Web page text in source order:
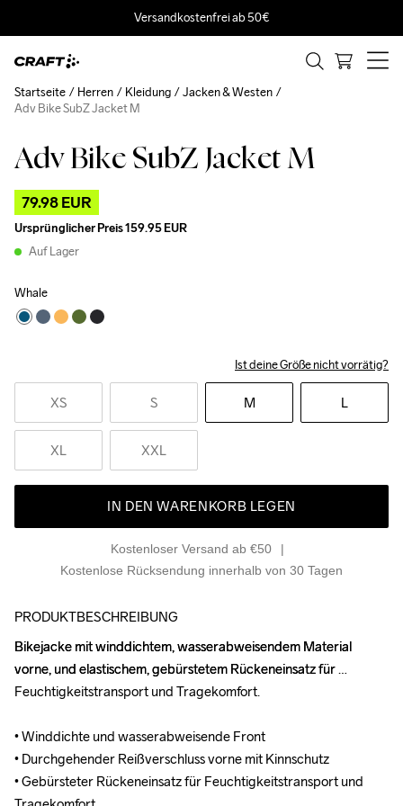
Versandkostenfrei ab 50€
Adv Bike SubZ Jacket M
79.98 EUR
Ursprünglicher Preis159.95 EUR
Auf Lager
Whale
Ist deine Größe nicht vorrätig?
XS S M L
XL XXL
IN DEN WARENKORB LEGEN
Kostenloser Versand ab €50
Kostenlose Rücksendung innerhalb von 30 Tagen
Startseite Herren Kleidung
Jacken & Westen
Adv Bike SubZ Jacket M
Outlet
PRODUKTBESCHREIBUNG
Bikejacke mit winddichtem, wasserabweisendem Material
vorne, und elastischem, gebürstetem Rückeneinsatz für
Feuchtigkeitstransport und Tragekomfort.
• Winddichte und wasserabweisende Front
• Durchgehender Reißverschluss vorne mit Kinnschutz
• Gebürsteter Rückeneinsatz für Feuchtigkeitstransport und
Bikejacke mit winddichtem, wasserabweisendem Material
vorne, und elastischem, gebürstetem Rückeneinsatz für
Feuchtigkeitstransport und Tragekomfort.
• Winddichte und wasserabweisende Front
• Durchgehender Reißverschluss vorne mit Kinnschutz
• Gebürsteter Rückeneinsatz für Feuchtigkeitstransport und